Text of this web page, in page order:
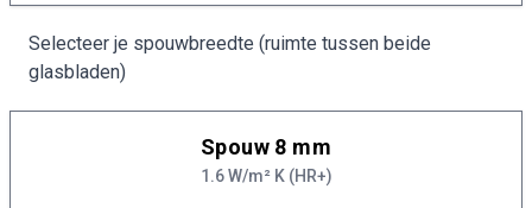
Selecteer je spouwbreedte (ruimte tussen beide
glasbladen)
Spouw 8 mm
1.6 W/m² K (HR+)